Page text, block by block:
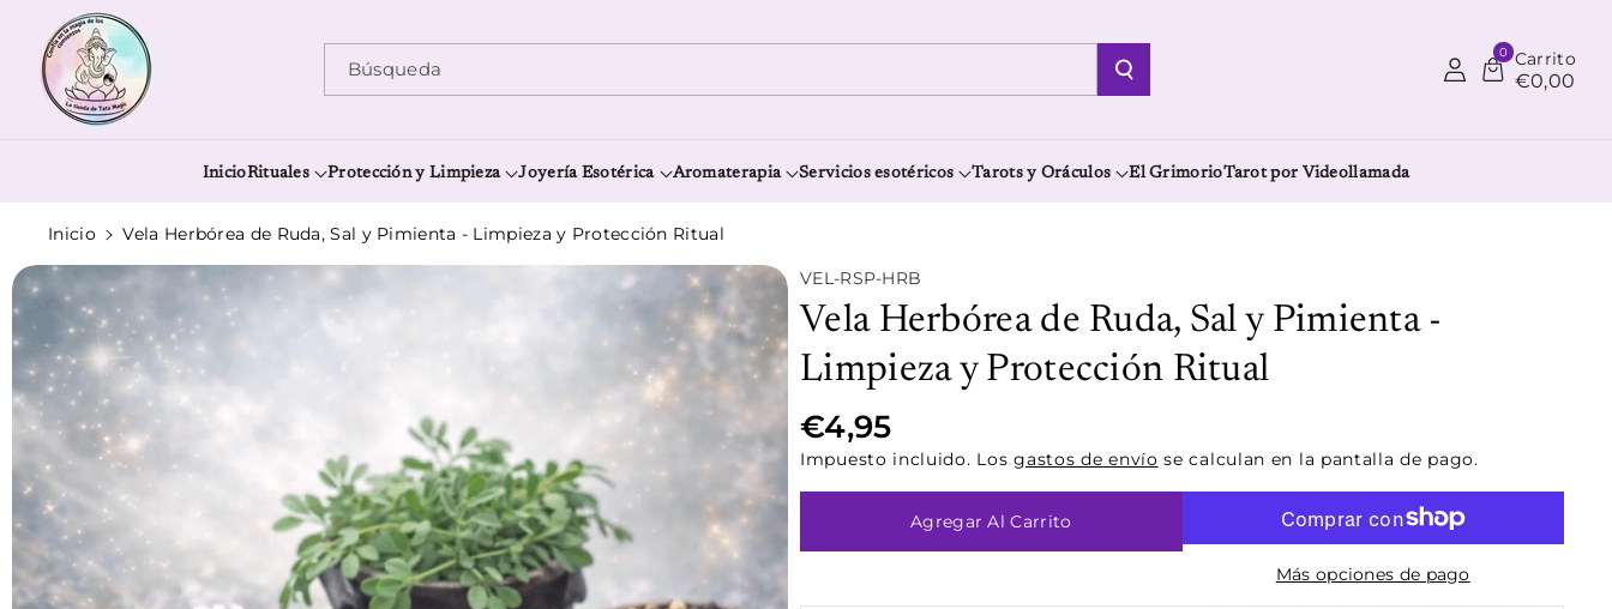
Ir Directamente Al Contenido
Búsqueda
0 Carrito
€0,00
InicioRituales Protección y Limpieza Joyería Esotérica Aromaterapia Servicios esotéricos Tarots y Oráculos El GrimorioTarot por Videollamada
Inicio Vela Herbórea de Ruda, Sal y Pimienta - Limpieza y Protección Ritual
Ir Directamente A La Información Del Producto
S
K
U
:
VEL-RSP-HRB
Vela Herbórea de Ruda, Sal y Pimienta -
Limpieza y Protección Ritual
€4,95
Impuesto incluido. Losgastos de envío se calculan en la pantalla de pago.
Agregar Al Carrito
Más opciones de pago